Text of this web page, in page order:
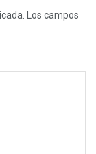
Los campos